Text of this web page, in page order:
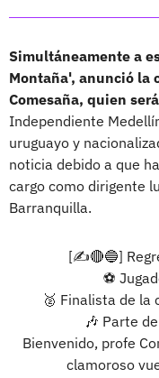
Simultáneamente a
Montaña', anunció la
Comesaña, quien
Independiente
uruguayo y
noticia debido a que
cargo como dirigente
Barranquilla.
[✍️🔴🔵]
⚽
🥈 Finalista de la
🎶 Parte
Bienvenido, profe
clamoroso